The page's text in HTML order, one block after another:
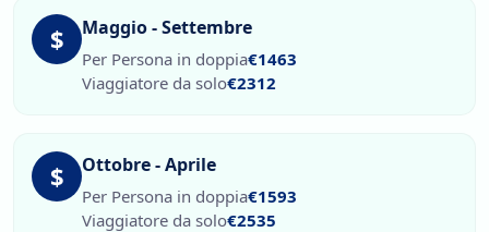
$ Maggio - Settembre
Per Persona in doppia€1463
Viaggiatore da solo€2312
$ Ottobre - Aprile
Per Persona in doppia€1593
Viaggiatore da solo€2535